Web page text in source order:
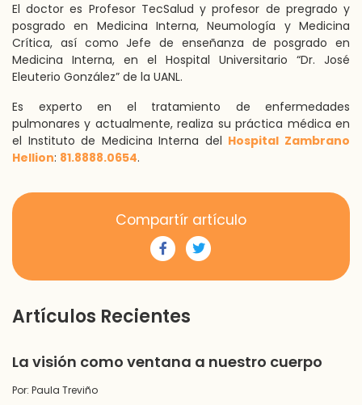
El doctor es Profesor TecSalud y profesor de pregrado y
posgrado en Medicina Interna, Neumología y Medicina
Crítica, así como Jefe de enseñanza de posgrado en
Medicina Interna, en el Hospital Universitario “Dr. José
Eleuterio González” de la UANL.
Es experto en el tratamiento de enfermedades
pulmonares y actualmente, realiza su práctica médica en
el Instituto de Medicina Interna del Hospital Zambrano
Hellion: 81.8888.0654.
Compartír artículo
Artículos Recientes
La visión como ventana a nuestro cuerpo
Por: Paula Treviño